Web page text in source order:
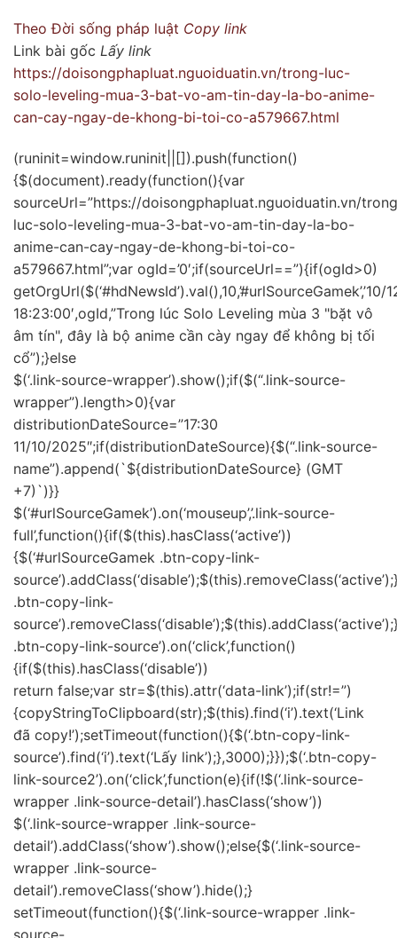
TheoĐời sống pháp luật Copy link
Link bài gốc Lấy link
https://doisongphapluat.nguoiduatin.vn/trong-luc-
solo-leveling-mua-3-bat-vo-am-tin-day-la-bo-anime-
can-cay-ngay-de-khong-bi-toi-co-a579667.html
(runinit=window.runinit||[]).push(function()
{$(document).ready(function(){var
sourceUrl=”https://doisongphapluat.nguoiduatin.vn/
luc-solo-leveling-mua-3-bat-vo-am-tin-day-la-bo-
anime-can-cay-ngay-de-khong-bi-toi-co-
a579667.html”;var ogId=’0′;if(sourceUrl==”){if(ogId>0)
getOrgUrl($(‘#hdNewsId’).val(),10,’#urlSourceGamek’,’10/
18:23:00′,ogId,”Trong lúc Solo Leveling mùa 3 "bặt vô
âm tín", đây là bộ anime cần cày ngay để không bị tối
cổ”);}else
$(‘.link-source-wrapper’).show();if($(“.link-source-
wrapper”).length>0){var
distributionDateSource=”17:30
11/10/2025″;if(distributionDateSource){$(“.link-source-
name”).append(`${distributionDateSource} (GMT
+7)`)}}
$(‘#urlSourceGamek’).on(‘mouseup’,’.link-source-
full’,function(){if($(this).hasClass(‘active’))
{$(‘#urlSourceGamek .btn-copy-link-
.btn-copy-link-
.btn-copy-link-source’).on(‘click’,function()
{if($(this).hasClass(‘disable’))
return false;var str=$(this).attr(‘data-link’);if(str!=”)
{copyStringToClipboard(str);$(this).find(‘i’).text(‘Link
đã copy!’);setTimeout(function(){$(‘.btn-copy-link-
source’).find(‘i’).text(‘Lấy link’);},3000);}});$(‘.btn-copy-
link-source2’).on(‘click’,function(e){if(!$(‘.link-source-
wrapper .link-source-detail’).hasClass(‘show’))
$(‘.link-source-wrapper .link-source-
detail’).addClass(‘show’).show();else{$(‘.link-source-
wrapper .link-source-
detail’).removeClass(‘show’).hide();}
setTimeout(function(){$(‘.link-source-wrapper .link-